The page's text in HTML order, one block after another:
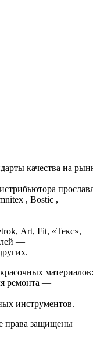
качества на
, Bostic ,
Art, Fit, «Текс»,
—
ремонта —
инструментов.
права защищены